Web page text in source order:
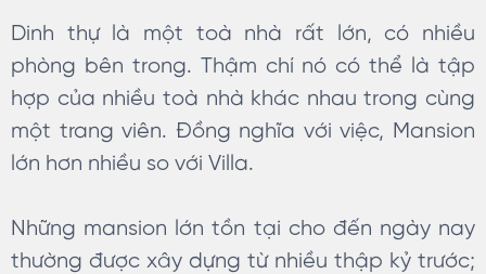
Dinh thự là một toà nhà rất lớn, có nhiều
phòng bên trong. Thậm chí nó có thể là tập
hợp của nhiều toà nhà khác nhau trong cùng
một trang viên. Đồng nghĩa với việc, Mansion
lớn hơn nhiều so với Villa.
Những mansion lớn tồn tại cho đến ngày nay
thường được xây dựng từ nhiều thập kỷ trước;